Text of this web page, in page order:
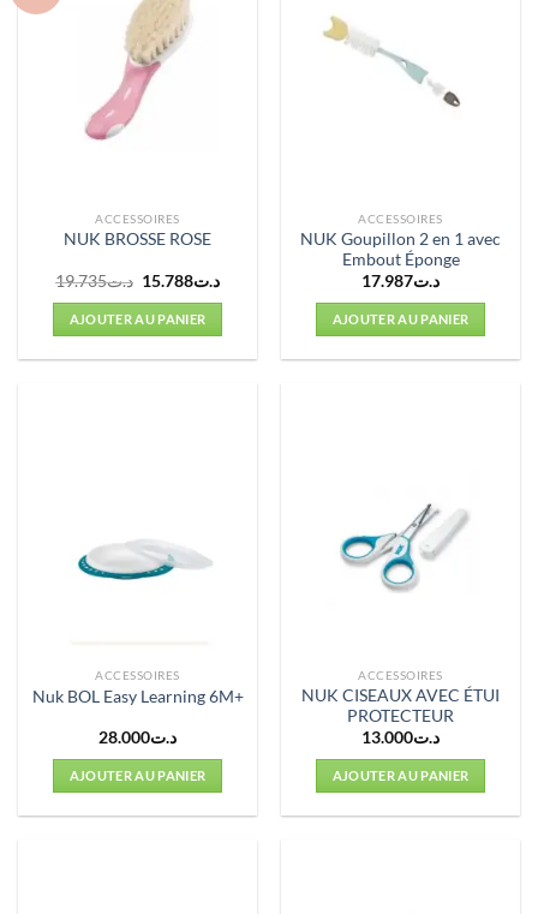
ACCESSOIRES
NUK BROSSE ROSE
د.ت19.735
Le
initial
était :
د.ت19.735.
د.ت15.788
Le
AJOUTER AU PANIER
ACCESSOIRES
NUK Goupillon 2 en 1 avec
Embout Éponge
د.ت17.987
AJOUTER AU PANIER
ACCESSOIRES
Nuk BOL Easy Learning 6M+
د.ت28.000
AJOUTER AU PANIER
ACCESSOIRES
NUK CISEAUX AVEC ÉTUI
PROTECTEUR
د.ت13.000
AJOUTER AU PANIER